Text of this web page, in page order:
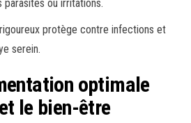
parasites ou irritations.
protège contre infections et
serein.
optimale
le bien-être